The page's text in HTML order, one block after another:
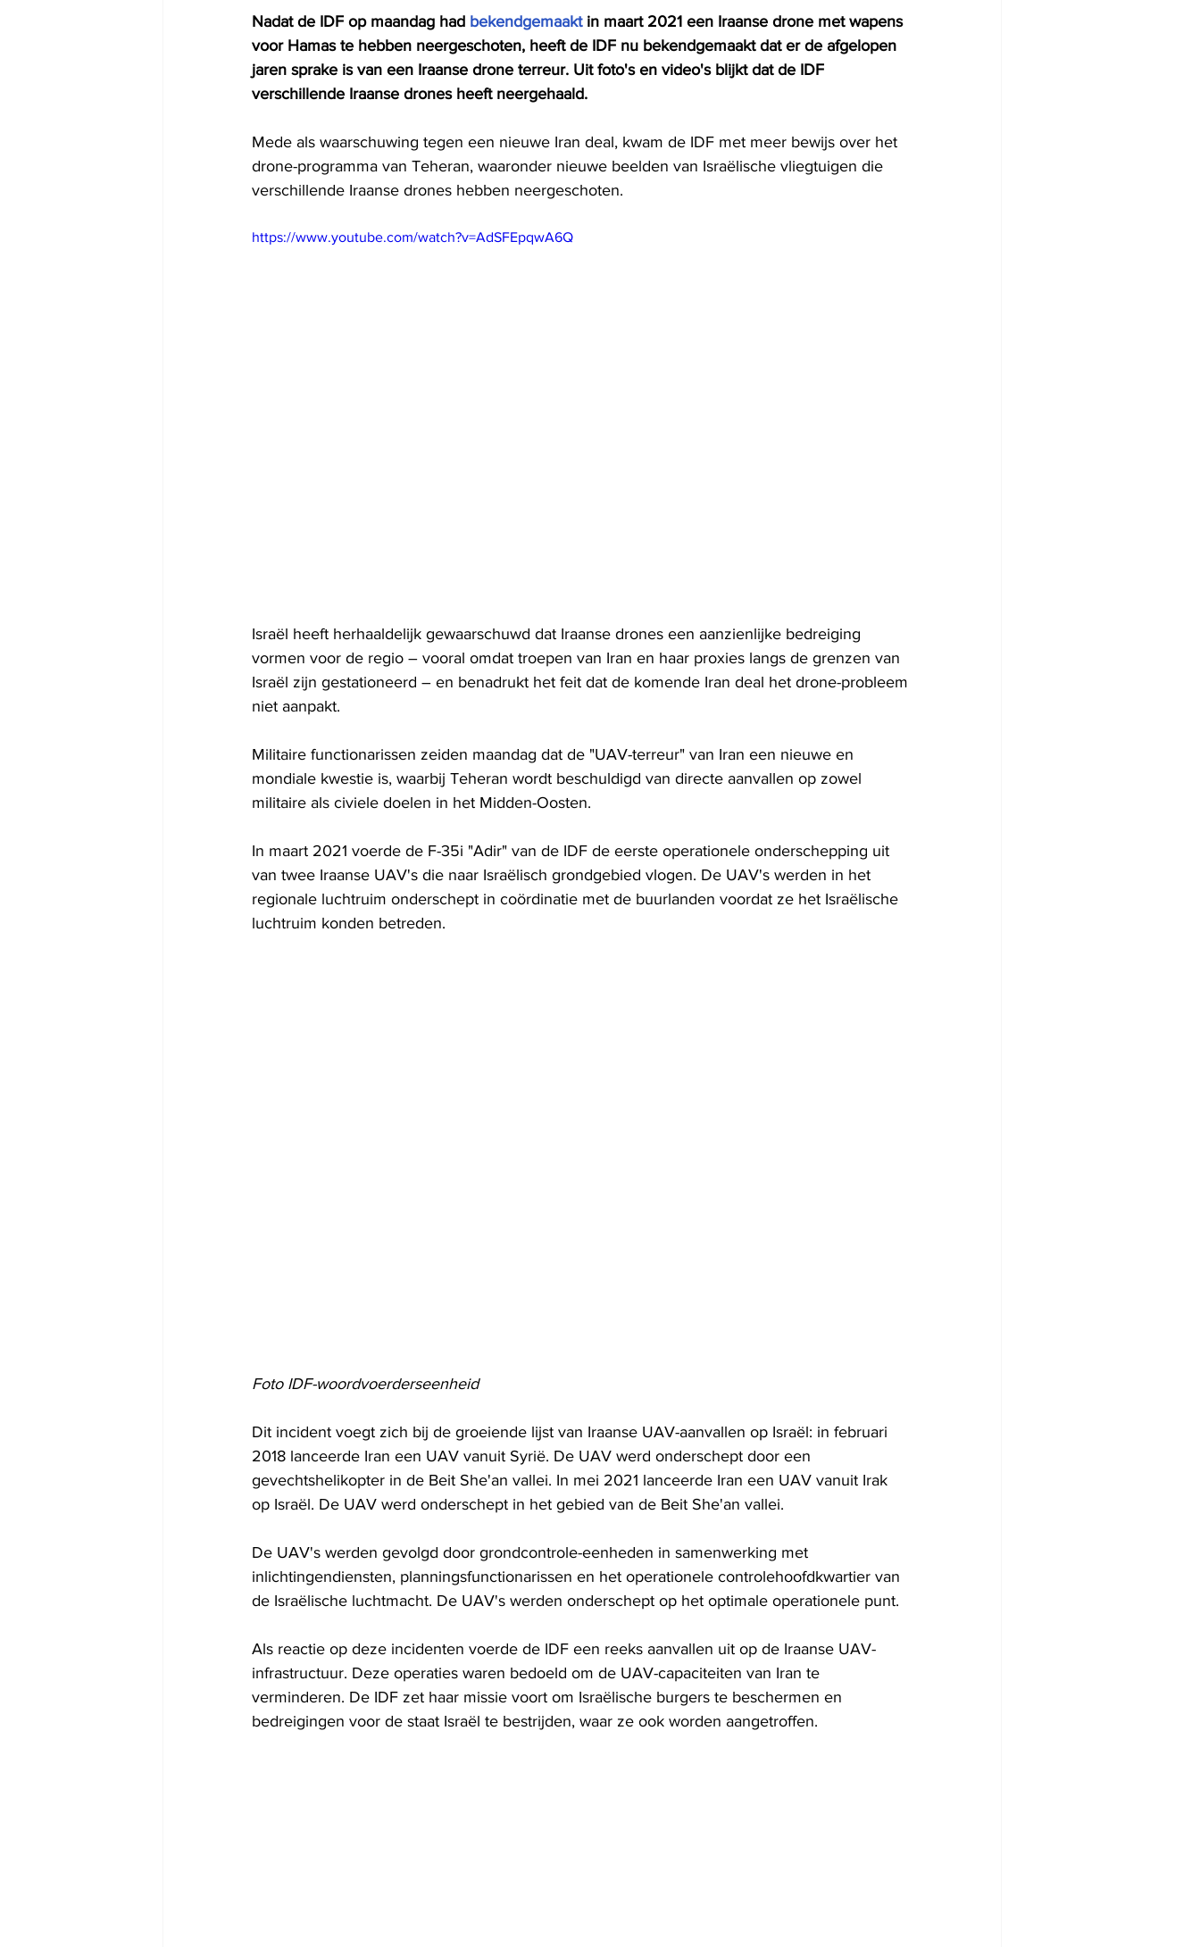
Nadat de IDF op maandag had bekendgemaakt in maart 2021 een Iraanse drone met wapens
voor Hamas te hebben neergeschoten, heeft de IDF nu bekendgemaakt dat er de afgelopen
jaren sprake is van een Iraanse drone terreur. Uit foto's en video's blijkt dat de IDF
verschillende Iraanse drones heeft neergehaald.
Mede als waarschuwing tegen een nieuwe Iran deal, kwam de IDF met meer bewijs over het
drone-programma van Teheran, waaronder nieuwe beelden van Israëlische vliegtuigen die
verschillende Iraanse drones hebben neergeschoten.
https://www.youtube.com/watch?v=AdSFEpqwA6Q
Israël heeft herhaaldelijk gewaarschuwd dat Iraanse drones een aanzienlijke bedreiging
vormen voor de regio – vooral omdat troepen van Iran en haar proxies langs de grenzen van
Israël zijn gestationeerd – en benadrukt het feit dat de komende Iran deal het drone-probleem
niet aanpakt.
Militaire functionarissen zeiden maandag dat de "UAV-terreur" van Iran een nieuwe en
mondiale kwestie is, waarbij Teheran wordt beschuldigd van directe aanvallen op zowel
militaire als civiele doelen in het Midden-Oosten.
In maart 2021 voerde de F-35i "Adir" van de IDF de eerste operationele onderschepping uit
van twee Iraanse UAV's die naar Israëlisch grondgebied vlogen. De UAV's werden in het
regionale luchtruim onderschept in coördinatie met de buurlanden voordat ze het Israëlische
luchtruim konden betreden.
Foto IDF-woordvoerderseenheid
Dit incident voegt zich bij de groeiende lijst van Iraanse UAV-aanvallen op Israël: in februari
2018 lanceerde Iran een UAV vanuit Syrië. De UAV werd onderschept door een
gevechtshelikopter in de Beit She'an vallei. In mei 2021 lanceerde Iran een UAV vanuit Irak
op Israël. De UAV werd onderschept in het gebied van de Beit She'an vallei.
De UAV's werden gevolgd door grondcontrole-eenheden in samenwerking met
inlichtingendiensten, planningsfunctionarissen en het operationele controlehoofdkwartier van
de Israëlische luchtmacht. De UAV's werden onderschept op het optimale operationele punt.
Als reactie op deze incidenten voerde de IDF een reeks aanvallen uit op de Iraanse UAV-
infrastructuur. Deze operaties waren bedoeld om de UAV-capaciteiten van Iran te
verminderen. De IDF zet haar missie voort om Israëlische burgers te beschermen en
bedreigingen voor de staat Israël te bestrijden, waar ze ook worden aangetroffen.